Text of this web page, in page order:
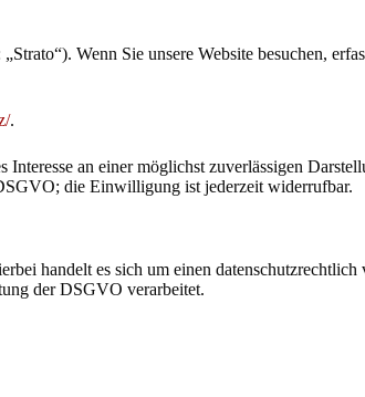
Wenn Sie unsere Website besuchen,
.
an einer möglichst zuverlässigen
die Einwilligung ist jederzeit widerrufbar.
handelt es sich um einen datenschutzrechtlich
der DSGVO verarbeitet.